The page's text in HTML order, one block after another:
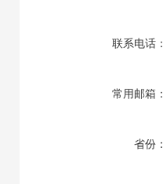
联系电话：
常用邮箱：
省份：